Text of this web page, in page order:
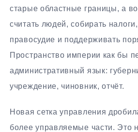
старые областные границы, а
считать людей, собирать
правосудие и поддерживать
Пространство империи как бы
административный язык:
учреждение, чиновник, отчёт.
Новая сетка управления
более управляемые части. Это